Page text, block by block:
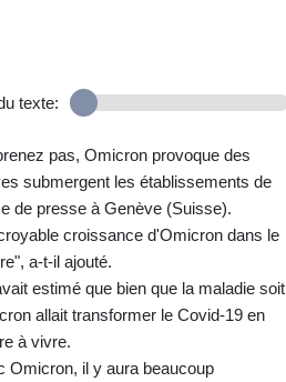
texte:
pas, Omicron provoque des
submergent les établissements de
de presse à Genève (Suisse).
croissance d'Omicron dans le
a-t-il ajouté.
estimé que bien que la maladie soit
allait transformer le Covid-19 en
à vivre.
Omicron, il y aura beaucoup